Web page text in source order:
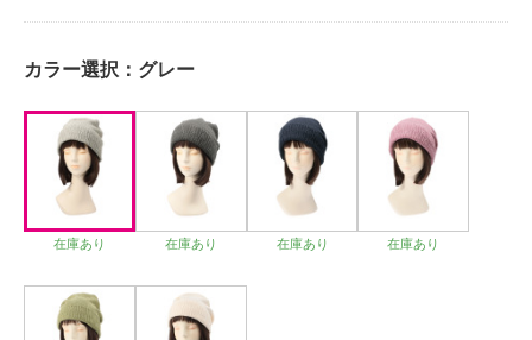
カラー選択： グレー
在庫あり 在庫あり 在庫あり 在庫あり